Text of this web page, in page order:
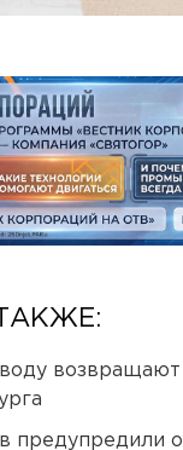
возвращают
предупредили